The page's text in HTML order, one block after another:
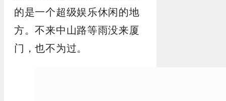
的是一个超级娱乐休闲的地
方。不来中山路等雨没来厦
门，也不为过。